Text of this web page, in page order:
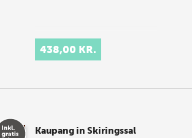
438,00 KR.
Kaupang in Skiringssal